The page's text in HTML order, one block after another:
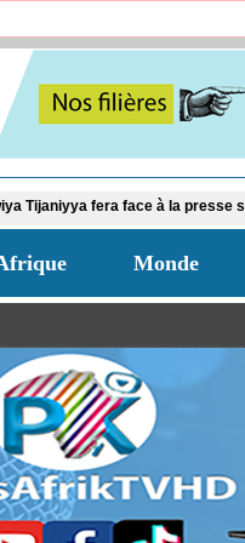
face à la presse samedi pour
Monde